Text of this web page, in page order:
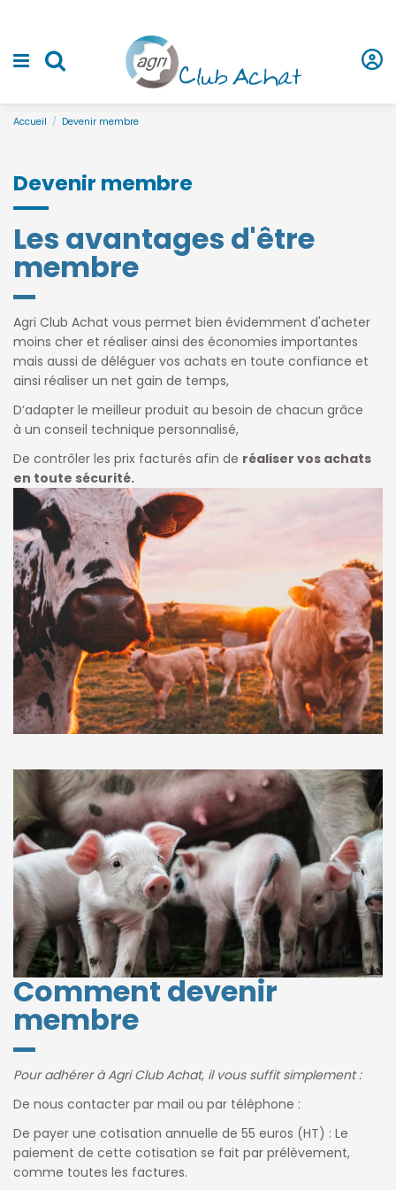
Accueil Devenir membre
Devenir membre
Les avantages d'être
membre
Agri Club Achat vous permet bien évidemment d'acheter
moins cher et réaliser ainsi des économies importantes
mais aussi de déléguer vos achats en toute confiance et
ainsi réaliser un net gain de temps,
D’adapter le meilleur produit au besoin de chacun grâce
à un conseil technique personnalisé,
De contrôler les prix facturés afin de réaliser vos achats
en toute sécurité.
Comment devenir
membre
Pour adhérer à Agri Club Achat, il vous suffit simplement :
De nous contacter par mail ou par téléphone :
De payer une cotisation annuelle de 55 euros (HT) : Le
paiement de cette cotisation se fait par prélèvement,
comme toutes les factures.